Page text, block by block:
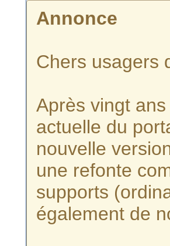
Annonce
Chers usagers
Après vingt
actuelle du
nouvelle
une refonte
supports
également de